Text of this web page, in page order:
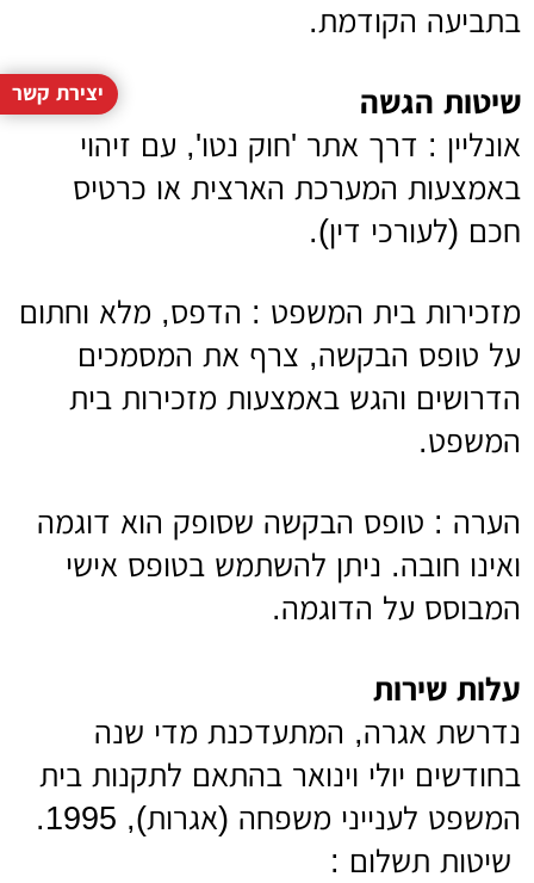
בתביעה הקודמת.
שיטות הגשה
אונליין : דרך אתר 'חוק נטו', עם זיהוי
באמצעות המערכת הארצית או כרטיס
חכם (לעורכי דין).
מזכירות בית המשפט : הדפס, מלא וחתום
על טופס הבקשה, צרף את המסמכים
הדרושים והגש באמצעות מזכירות בית
המשפט.
הערה : טופס הבקשה שסופק הוא דוגמה
ואינו חובה. ניתן להשתמש בטופס אישי
המבוסס על הדוגמה.
עלות שירות
נדרשת אגרה, המתעדכנת מדי שנה
בחודשים יולי וינואר בהתאם לתקנות בית
המשפט לענייני משפחה (אגרות), 1995.
שיטות תשלום :
יצירת קשר